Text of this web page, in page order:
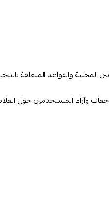
والقواعد المتعلقة
وآراء المستخدمين حول